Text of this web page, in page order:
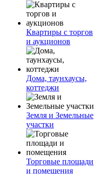
Квартиры с торгов
и аукционов
Дома, таунхаусы,
коттеджи
Земля и Земельные
участки
Торговые площади
и помещения